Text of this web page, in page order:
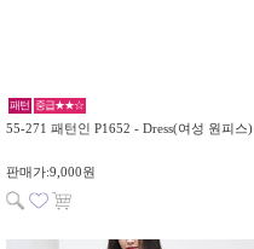
패턴 중급★★☆
55-271 패턴인 P1652 - Dress(여성 원피스)
판매가:9,000원